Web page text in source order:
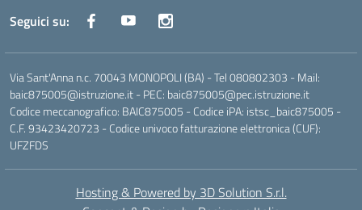
Seguici su:
Via Sant'Anna n.c. 70043 MONOPOLI (BA) - Tel 080802303 - Mail:
baic875005@istruzione.it - PEC: baic875005@pec.istruzione.it
Codice meccanografico: BAIC875005 - Codice iPA: istsc_baic875005 -
C.F. 93423420723 - Codice univoco fatturazione elettronica (CUF):
UFZFDS
Hosting & Powered by 3D Solution S.r.l.